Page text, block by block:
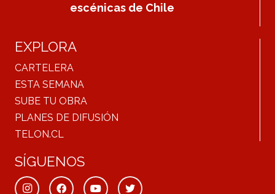
escénicas de Chile
EXPLORA
CARTELERA
ESTA SEMANA
SUBE TU OBRA
PLANES DE DIFUSIÓN
TELON.CL
SÍGUENOS